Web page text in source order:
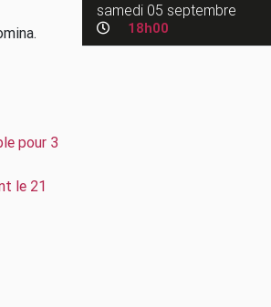
pour 3
le 21
samedi 05 septembre
18h00